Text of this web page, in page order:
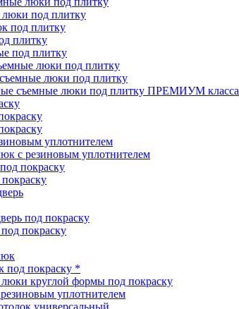
под плитку
под плитку
плитку
под плитку
люки под плитку
люки под плитку
съемные люки под плитку ПРЕМИУМ класса
уплотнителем
с резиновым уплотнителем
покраску
под покраску
покраску
покраску *
круглой формы под покраску
уплотнителем
универсальный